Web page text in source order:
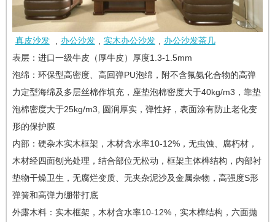
真皮沙发 , 办公沙发 , 实木办公沙发 , 办公沙发茶几
表层：进口一级牛皮（厚牛皮）厚度1.3-1.5mm
泡绵：环保型高密度、高回弹PU泡绵，附不含氟氨化合物的高弹
力定型海绵及多层丝棉作填充，座垫泡棉密度大于40kg/m3，靠垫
泡棉密度大于25kg/m3, 圆润厚实，弹性好，表面涂有防止老化变
形的保护膜
内部：硬杂木实木框架，木材含水率10-12%，无虫蚀、腐朽材，
木材经四面刨光处理，结合部位无松动，框架主体榫结构，内部衬
垫物干燥卫生，无腐烂变质、无夹杂泥沙及金属杂物，高强度S形
弹簧和高弹力绷带打底
外露木料：实木框架，木材含水率10-12%，实木榫结构，六面抛